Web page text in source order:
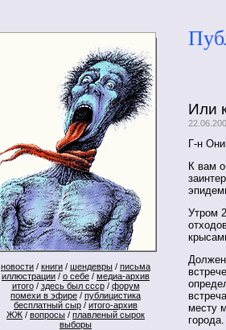
новости / книги / шендевры / письма
иллюстрации / о себе / медиа-архив
итого/ здесь был ссср/ форум
помехи в эфире / публицистика
бесплатный сыр / итого-архив
ЖЖ / вопросы / плавленый сырок
выборы
Или
Г-н
К вам
Утром
месту
города.